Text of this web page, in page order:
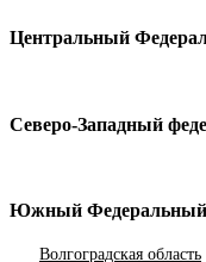
Центральный
Ивановская область
Рязанская область
Смоленская область
Тамбовская область
Северо-Западный
Республика Коми
Южный
Волгоградская область